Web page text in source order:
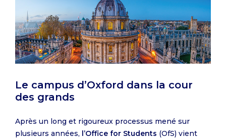
Le campus d’Oxford dans la cour
des grands
Après un long et rigoureux processus mené sur
plusieurs années, l’Office for Students (OfS) vient